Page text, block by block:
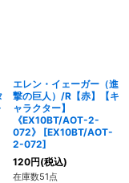
エレン・イェーガー（進
撃の巨人）/R【赤】【キ
ャラクター】
《EX10BT/AOT-2-
072》
[EX10BT/AOT-
2-072]
120円(税込)
在庫数51点